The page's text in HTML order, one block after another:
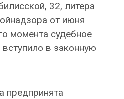
32, литера
от июня
момента судебное
в законную
предпринята